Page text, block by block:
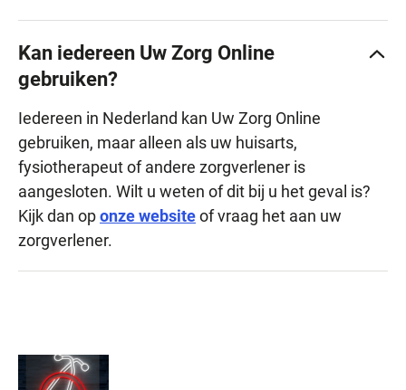
Kan iedereen Uw Zorg Online
gebruiken?
Iedereen in Nederland kan Uw Zorg Online
gebruiken, maar alleen als uw huisarts,
fysiotherapeut of andere zorgverlener is
aangesloten. Wilt u weten of dit bij u het geval is?
Kijk dan oponze websiteof vraag het aan uw
zorgverlener.